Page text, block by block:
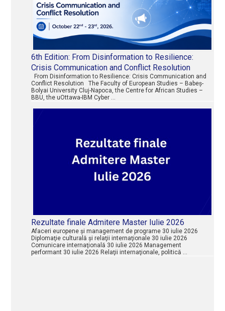
6th Edition: From Disinformation to Resilience:
Crisis Communication and Conflict Resolution
From Disinformation to Resilience: Crisis Communication and
Conflict Resolution The Faculty of European Studies – Babeș-
Bolyai University Cluj-Napoca, the Centre for African Studies –
BBU, the uOttawa-IBM Cyber …
Rezultate finale Admitere Master Iulie 2026
Afaceri europene şi management de programe 30 iulie 2026
Diplomaţie culturală şi relaţii internaţionale 30 iulie 2026
Comunicare internaţională 30 iulie 2026 Management
performant 30 iulie 2026 Relaţii internaţionale, politică …